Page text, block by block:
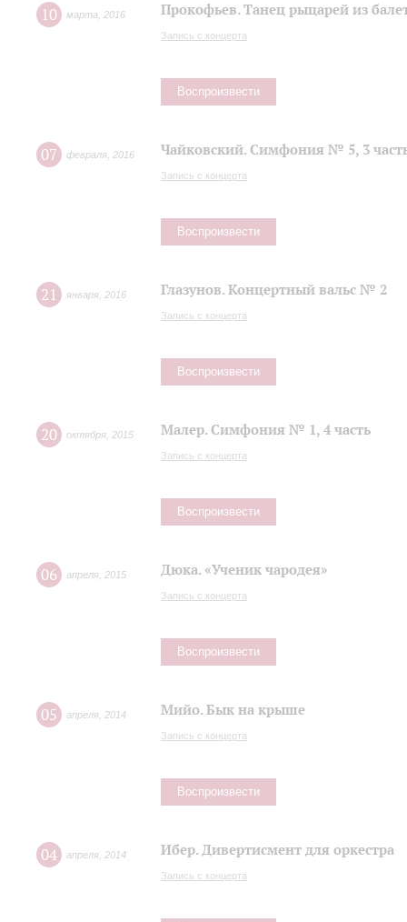
10 марта 2016 Прокофьев. Танец рыцарей из
Запись с концерта
Воспроизвести
07 февраля 2016 Чайковский. Симфония № 5, 3
Запись с концерта
Воспроизвести
21 января 2016 Глазунов. Концертный вальс № 2
Запись с концерта
Воспроизвести
20 октября 2015 Малер. Симфония № 1, 4 часть
Запись с концерта
Воспроизвести
06 апреля 2015 Дюка. «Ученик чародея»
Запись с концерта
Воспроизвести
05 апреля 2014 Мийо. Бык на крыше
Запись с концерта
Воспроизвести
04 апреля 2014 Ибер. Дивертисмент для оркестра
Запись с концерта